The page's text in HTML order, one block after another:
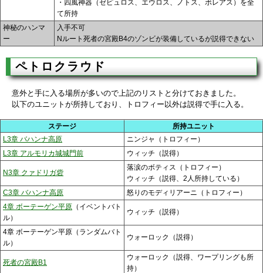
・四風神器（ゼピュロス、エウロス、ノトス、ボレアス）を全
て所持
神秘のハンマ
ー
入手不可
Nルート死者の宮殿B4のゾンビが装備しているが説得できない
ペトロクラウド
意外と手に入る場所が多いので上記のリストと分けておきました。
以下のユニットが所持しており、トロフィー以外は説得で手に入る。
ステージ
所持ユニット
L3章 バハンナ高原
ニンジャ（トロフィー）
L3章 アルモリカ城城門前
ウィッチ（説得）
N3章 クァドリガ砦
落涙のボティス（トロフィー）
ウィッチ（説得、2人所持している）
C3章 バハンナ高原
怒りのモディリアーニ（トロフィー）
4章 ボーテーゲン平原 （イベントバト
ル）
ウィッチ（説得）
4章 ボーテーゲン平原（ランダムバト
ル）
ウォーロック（説得）
死者の宮殿B1
ウォーロック（説得、ワープリングも所
持）